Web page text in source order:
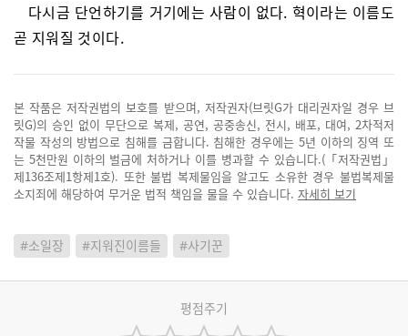
다시금 단언하기를 거기에는 사람이 없다. 혁이라는 이름도
곧 지워질 것이다.
본 작품은 저작권법의 보호를 받으며, 저작권자(브릿G가 대리권자일 경우 브
릿G)의 승인 없이 무단으로 복제, 공연, 공중송신, 전시, 배포, 대여, 2차적저
작물 작성의 방법으로 침해를 금합니다. 침해한 경우에는 5년 이하의 징역 또
는 5천만원 이하의 벌금에 처하거나 이를 병과할 수 있습니다.(「저작권법」
제136조제1항제1호). 또한 불법 복제물임을 알고도 소유한 경우 불법복제물
소지죄에 해당하여 무거운 법적 책임을 물을 수 있습니다. 자세히 보기
#소일장 #지워진이름들 #사기꾼
평점주기